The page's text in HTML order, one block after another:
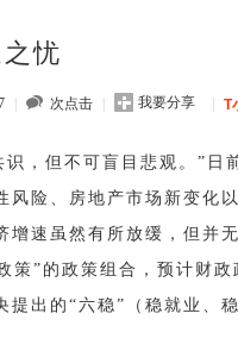
忧
次点击 我要分享 T
，但不可盲目悲观。”日
风险、房地产市场新变化
增速虽然有所放缓，但并
策”的政策组合，预计财
提出的“六稳”（稳就业、